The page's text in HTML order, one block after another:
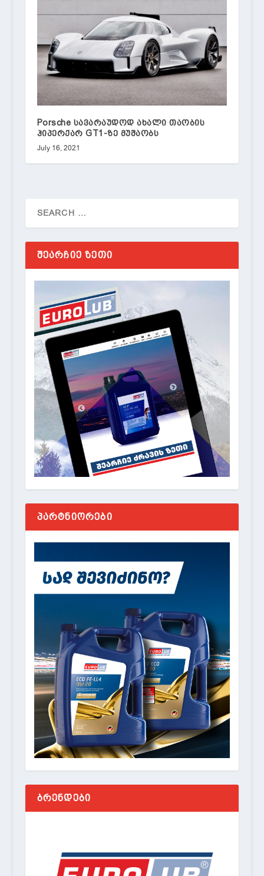
Porsche სავარაუდოდ ახალი თაობის
ჰიპერქარ GT1-ზე მუშაობს
July 16, 2021
ᲨᲔᲐᲠᲩᲘᲔ ᲖᲔᲗᲘ
ᲞᲐᲠᲢᲜᲘᲝᲠᲔᲑᲘ
ᲑᲠᲔᲜᲓᲔᲑᲘ